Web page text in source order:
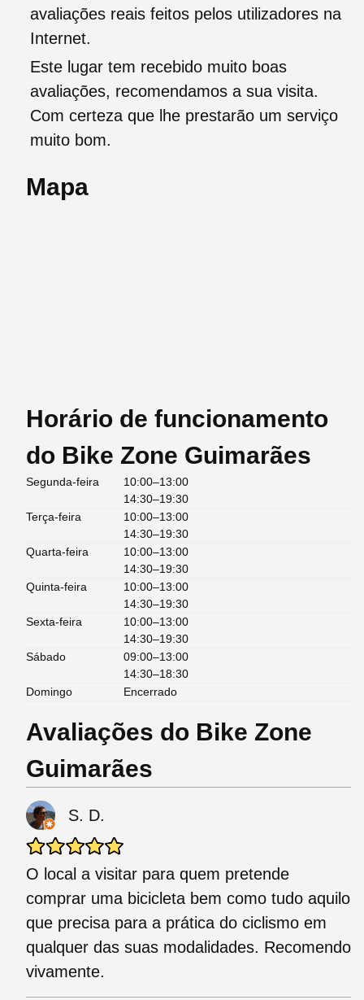
avaliações reais feitos pelos utilizadores na
Internet.
Este lugar tem recebido muito boas
avaliações, recomendamos a sua visita.
Com certeza que lhe prestarão um serviço
muito bom.
Mapa
Horário de funcionamento
do Bike Zone Guimarães
Segunda-feira
10:00–13:00
14:30–19:30
Terça-feira
10:00–13:00
14:30–19:30
Quarta-feira
10:00–13:00
14:30–19:30
Quinta-feira
10:00–13:00
14:30–19:30
Sexta-feira
10:00–13:00
14:30–19:30
Sábado
09:00–13:00
14:30–18:30
Domingo
Encerrado
Avaliações do Bike Zone
Guimarães
S. D.
O local a visitar para quem pretende
comprar uma bicicleta bem como tudo aquilo
que precisa para a prática do ciclismo em
qualquer das suas modalidades. Recomendo
vivamente.